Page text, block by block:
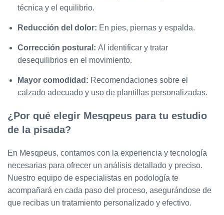
técnica y el equilibrio.
Reducción del dolor: En pies, piernas y espalda.
Corrección postural: Al identificar y tratar
desequilibrios en el movimiento.
Mayor comodidad: Recomendaciones sobre el
calzado adecuado y uso de plantillas personalizadas.
¿Por qué elegir Mesqpeus para tu estudio
de la pisada?
En Mesqpeus, contamos con la experiencia y tecnología
necesarias para ofrecer un análisis detallado y preciso.
Nuestro equipo de especialistas en podología te
acompañará en cada paso del proceso, asegurándose de
que recibas un tratamiento personalizado y efectivo.